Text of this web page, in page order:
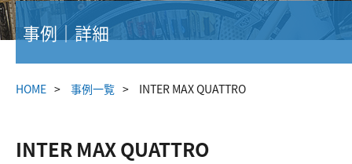
事例｜詳細
HOME 事例一覧 INTER MAX QUATTRO
INTER MAX QUATTRO